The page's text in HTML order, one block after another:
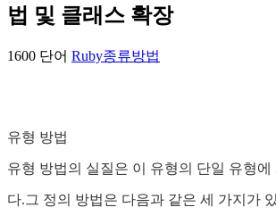
법 및 클래스 확장
1600 단어 Ruby종류방법
유형 방법
유형 방법의 실질은 이 유형의 단일 유형에
다.그 정의 방법은 다음과 같은 세 가지가